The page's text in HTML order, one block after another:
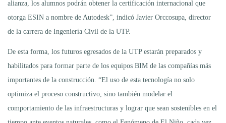
alianza, los alumnos podrán obtener la certificación internacional que
otorga ESIN a nombre de Autodesk”, indicó Javier Orccosupa, director
de la carrera de Ingeniería Civil de la UTP.
De esta forma, los futuros egresados de la UTP estarán preparados y
habilitados para formar parte de los equipos BIM de las compañías más
importantes de la construcción. “El uso de esta tecnología no solo
optimiza el proceso constructivo, sino también modelar el
comportamiento de las infraestructuras y lograr que sean sostenibles en el